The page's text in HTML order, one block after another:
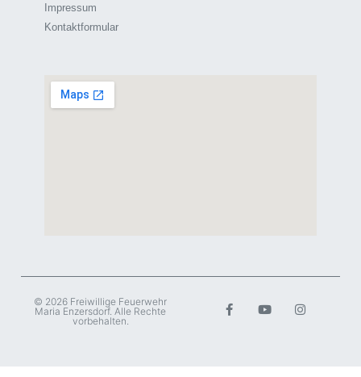
Impressum
Kontaktformular
© 2026 Freiwillige Feuerwehr
Maria Enzersdorf. Alle Rechte
vorbehalten.